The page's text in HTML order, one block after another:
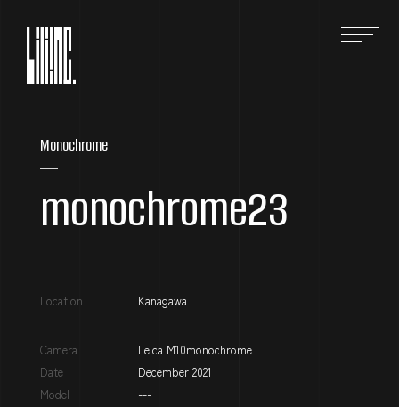
Monochrome
monochrome23
Location Kanagawa
Camera
Leica M10monochrome
Date
December 2021
Model
---
ABOUT
株式会社Liliのこと
オンラインショップ
WORKS